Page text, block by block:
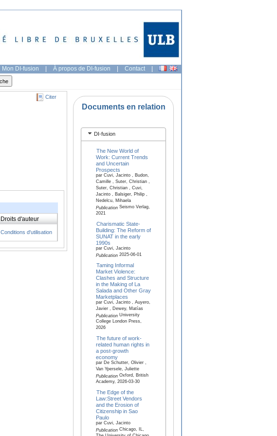
Mon DI-fusion | À propos de DI-fusion | Contact |
Citer
Droits d'auteur
Conditions d'utilisation
Documents en relation
DI-fusion
The New World of
Work: Current Trends
and Uncertain
Prospects
par Cuvi, Jacinto , Budon,
Camille , Suter, Christian ,
Suter, Christian , Cuvi,
Jacinto , Balsiger, Philip ,
Nedelcu, Mihaela
PublicationSeismo Verlag,
2021
Charismatic State-
Building: The Reform of
SUNAT in the early
1990s
par Cuvi, Jacinto
Publication2025-06-01
Taming Informal
Market Violence:
Clashes and Structure
in the Making of La
Salada and Other Gray
Marketplaces
par Cuvi, Jacinto , Auyero,
Javier , Dewey, Matías
PublicationUniversity
College London Press,
2026
The future of work-
related human rights in
a post-growth
economy
par De Schutter, Olivier ,
Van Ypersele, Juliette
PublicationOxford, British
Academy, 2026-03-30
The Edge of the
Law:Street Vendors
and the Erosion of
Citizenship in Sao
Paulo
par Cuvi, Jacinto
PublicationChicago, IL,